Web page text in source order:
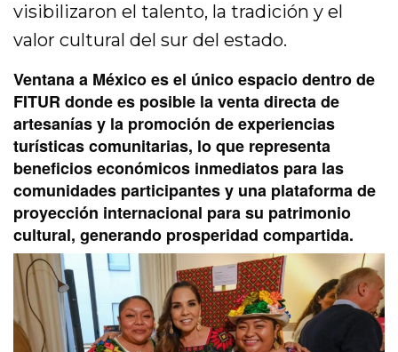
visibilizaron el talento, la tradición y el
valor cultural del sur del estado.
Ventana a México es el único espacio dentro de
FITUR donde es posible la venta directa de
artesanías y la promoción de experiencias
turísticas comunitarias, lo que representa
beneficios económicos inmediatos para las
comunidades participantes y una plataforma de
proyección internacional para su patrimonio
cultural, generando prosperidad compartida.